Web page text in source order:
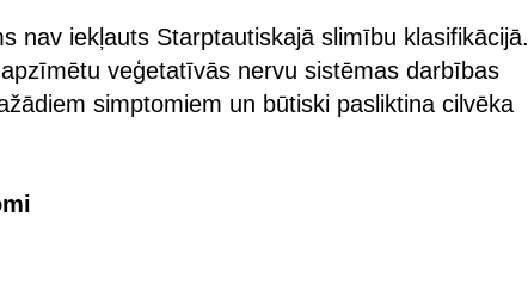
nav iekļauts Starptautiskajā slimību klasifikācijā.
veģetatīvās nervu sistēmas darbības
simptomiem un būtiski pasliktina cilvēka